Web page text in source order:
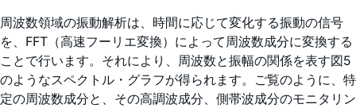
周波数領域の振動解析は、時間に応じて変化する振動の信号
を、FFT（高速フーリエ変換）によって周波数成分に変換する
ことで行います。それにより、周波数と振幅の関係を表す図5
のようなスペクトル・グラフが得られます。ご覧のように、特
定の周波数成分と、その高調波成分、側帯波成分のモニタリン